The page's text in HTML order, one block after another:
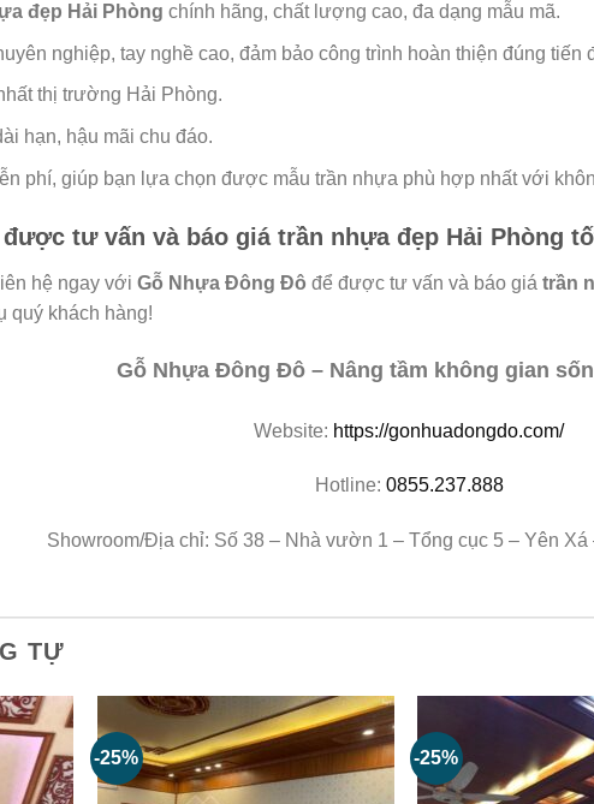
đẹp Hải Phòng chính hãng, chất lượng cao, đa dạng mẫu mã.
nghiệp, tay nghề cao, đảm bảo công trình hoàn thiện đúng tiến
thị trường Hải Phòng.
hạn, hậu mãi chu đáo.
phí, giúp bạn lựa chọn được mẫu trần nhựa phù hợp nhất với
tư vấn và báo giá trần nhựa đẹp Hải Phòng
hệ ngay với Gỗ Nhựa Đông Đô để được tư vấn và báo giá trần
quý khách hàng!
Gỗ Nhựa Đông Đô – Nâng tầm không gian
Website: https://gonhuadongdo.com/
Hotline: 0855.237.888
Showroom/Địa chỉ: Số 38 – Nhà vườn 1 – Tổng cục 5 – Yên Xá
TỰ
-25% -25%